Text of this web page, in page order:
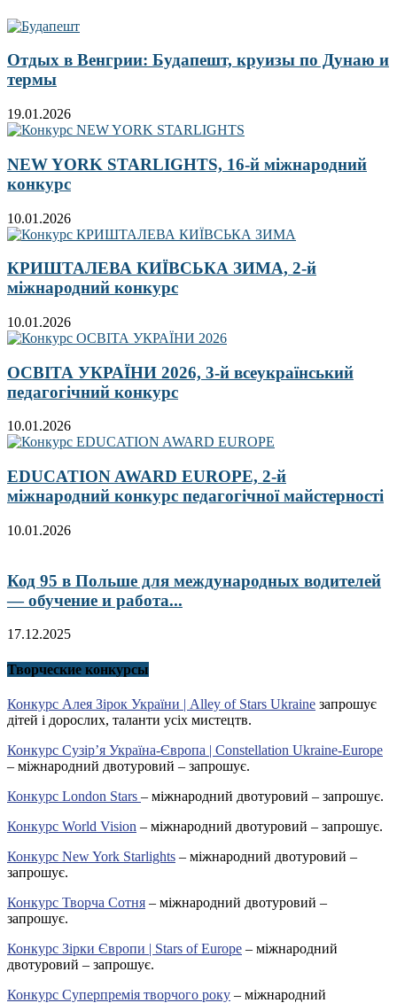
Отдых в Венгрии: Будапешт, круизы по Дунаю и
термы
19.01.2026
NEW YORK STARLIGHTS, 16-й міжнародний
конкурс
10.01.2026
КРИШТАЛЕВА КИЇВСЬКА ЗИМА, 2-й
міжнародний конкурс
10.01.2026
ОСВІТА УКРАЇНИ 2026, 3-й всеукраїнський
педагогічний конкурс
10.01.2026
EDUCATION AWARD EUROPE, 2-й
міжнародний конкурс педагогічної майстерності
10.01.2026
Код 95 в Польше для международных водителей
— обучение и работа...
17.12.2025
Творческие конкурсы
Конкурс Алея Зірок України | Alley of Stars Ukraine запрошує
дітей і дорослих, таланти усіх мистецтв.
Конкурс Сузір’я Україна-Європа | Constellation Ukraine-Europe
– міжнародний двотуровий – запрошує.
Конкурс London Stars – міжнародний двотуровий – запрошує.
Конкурс World Vision – міжнародний двотуровий – запрошує.
Конкурс New York Starlights – міжнародний двотуровий –
запрошує.
Конкурс Творча Сотня – міжнародний двотуровий –
запрошує.
Конкурс Зірки Європи | Stars of Europe – міжнародний
двотуровий – запрошує.
Конкурс Суперпремія творчого року – міжнародний